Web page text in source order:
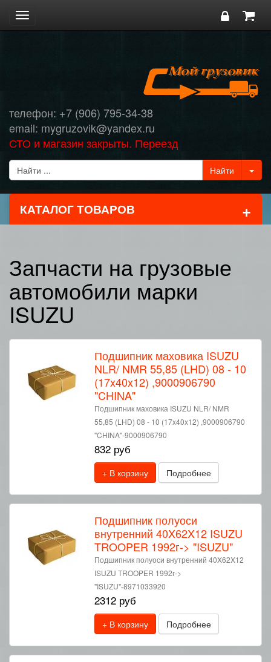
Toggle
navigation
телефон: +7 (906) 795-34-38
email: mygruzovik@yandex.ru
СТО и магазин закрыты. Переезд
КАТАЛОГ ТОВАРОВ +
Запчасти на грузовые
автомобили марки
ISUZU
Подшипник маховика ISUZU
NLR/ NMR 55,85 (LHD) 08 - 10
(17x40x12) ,9000906790
"CHINA"
Подшипник маховика ISUZU NLR/ NMR
55,85 (LHD) 08 - 10 (17x40x12) ,9000906790
"CHINA"-9000906790
832 руб
+ В корзину Подробнее
Подшипник полуоси
внутренний 40X62X12 ISUZU
TROOPER 1992г-> "ISUZU"
Подшипник полуоси внутренний 40X62X12
ISUZU TROOPER 1992г->
"ISUZU"-8971033920
2312 руб
+ В корзину Подробнее